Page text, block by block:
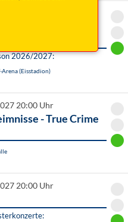
20:00 Uhr
vs. EHC
2026/2027:
(Eisstadion)
20:00 Uhr
- True Crime
20:00 Uhr